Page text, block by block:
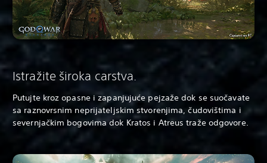
Istražite široka carstva.
Putujte kroz opasne i zapanjujuće pejzaže dok se suočavate
sa raznovrsnim neprijateljskim stvorenjima, čudovištima i
severnjačkim bogovima dok Kratos i Atreus traže odgovore.